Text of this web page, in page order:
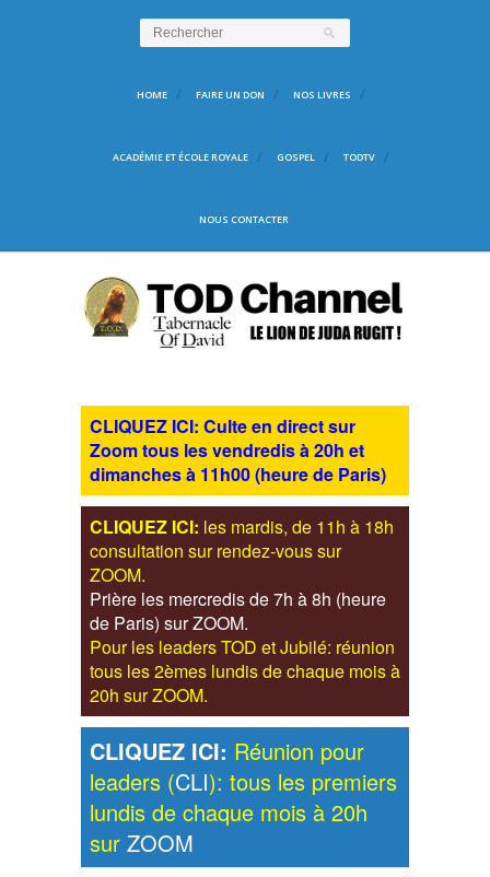
HOME FAIRE UN DON NOS LIVRES
ACADÉMIE ET ÉCOLE ROYALE GOSPEL TODTV
NOUS CONTACTER
CLIQUEZ ICI: Culte en direct sur
Zoom tous les vendredis à 20h et
dimanches à 11h00 (heure de Paris)
CLIQUEZ ICI: les mardis, de 11h à 18h
consultation sur rendez-vous sur
ZOOM.
Prière les mercredis de 7h à 8h (heure
de Paris) sur ZOOM.
Pour les leaders TOD et Jubilé: réunion
tous les 2èmes lundis de chaque mois à
20h sur ZOOM.
CLIQUEZ ICI: Réunion pour
leaders (CLI): tous les premiers
lundis de chaque mois à 20h
sur ZOOM